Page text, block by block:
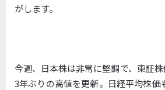
がします。
今週、日本株は非常に堅調で、東証
3年ぶりの高値を更新。日経平均株価